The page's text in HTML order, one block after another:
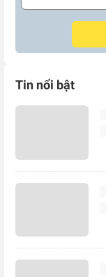
Tin nổi bật